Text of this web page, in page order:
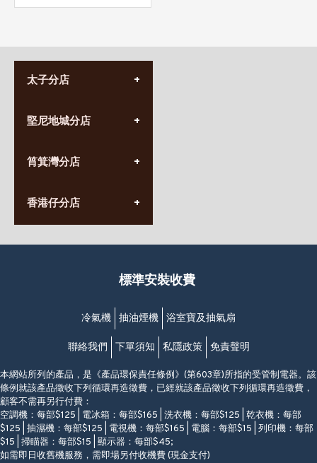
太子分店
營業時間:
九龍太子太子道西141號
堅尼地城分店
營業時間:
香港堅尼地城卑路乍街
(堅尼地城地鐵站B出口)
筲箕灣分店
營業時間:
(10:00am-20:30pm)
香港仔分店
營業時間:
香港香港仔成都道20-28號
(黃竹坑地鐵站轉4M專線小巴)
標準安裝收費
冷氣機 抽油煙機 浴室寶及抽氣扇
聯絡我們 下單須知 私隱政策 免責聲明
本網站所列的產品，是《產品環保責任條例》(第603章)所指的受管制電器。該
條例就該產品徵收下列循環再造徵費，已經就該產品徵收下列循環再造徵費，
顧客不需再另行付費：
空調機：每部$125 | 電冰箱：每部$165 | 洗衣機：每部$125 | 乾衣機：每部
$125 | 抽濕機：每部$125 | 電視機：每部$165 | 電腦：每部$15 | 列印機：每部
$15 | 掃瞄器：每部$15 | 顯示器：每部$45;
如需即日收舊機服務，需即場另付收機費 (現金支付)